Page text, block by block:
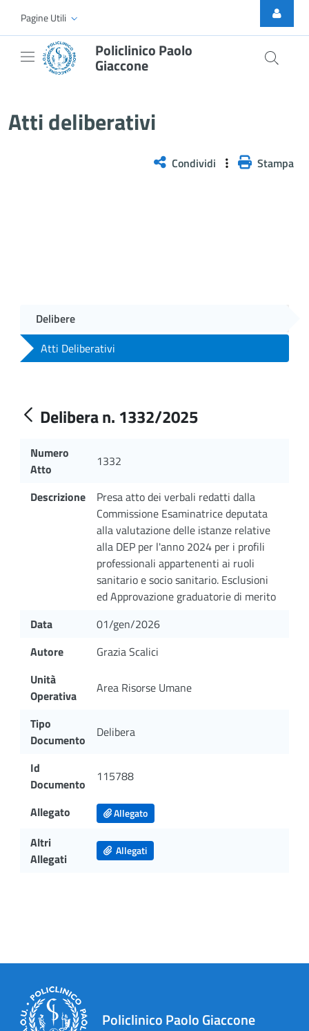
Skip to Main Content
Pagine Utili
Policlinico Paolo
Giaccone
Atti deliberativi
Condividi Stampa
Delibere
Atti Deliberativi
Delibera n. 1332/2025
Numero
Atto
1332
Descrizione
Presa atto dei verbali redatti dalla
Commissione Esaminatrice deputata
alla valutazione delle istanze relative
alla DEP per l'anno 2024 per i profili
professionali appartenenti ai ruoli
sanitario e socio sanitario. Esclusioni
ed Approvazione graduatorie di merito
Data
01/gen/2026
Autore
Grazia Scalici
Unità
Operativa
Area Risorse Umane
Tipo
Documento
Delibera
Id
Documento
115788
Allegato Allegato
Altri
Allegati
Allegati
Policlinico Paolo Giaccone